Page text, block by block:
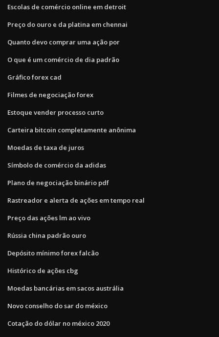
Escolas de comércio online em detroit
Preço do ouro e da platina em chennai
Quanto devo comprar uma ação por
O que é um comércio de dia padrão
Gráfico forex cad
Filmes de negociação forex
Estoque vender processo curto
Carteira bitcoin completamente anônima
Moedas de taxa de juros
Símbolo de comércio da adidas
Plano de negociação binário pdf
Rastreador e alerta de ações em tempo real
Preço das ações lm ao vivo
Rússia china padrão ouro
Depósito mínimo forex falcão
Histórico de ações cbg
Moedas bancárias em sacos austrália
Novo conselho do sar do méxico
Cotação do dólar no méxico 2020